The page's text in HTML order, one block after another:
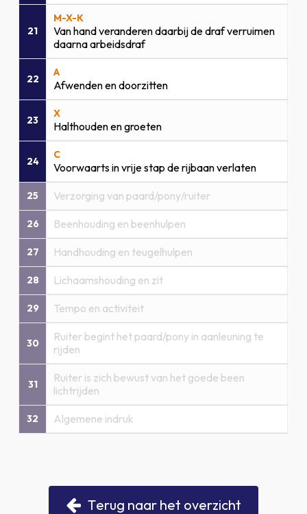
21
M-X-K
Van hand veranderen daarbij de draf verruimen
daarna arbeidsdraf
22
A
Afwenden en doorzitten
23
X
Halthouden en groeten
24
C
Voorwaarts in vrije stap de rijbaan verlaten
25 Verzorging van paard/pony/ruiter
26 Beenhouding en beenhulpen
27 Handhouding en teugelhulpen
28 Lichaamshouding en zit
29 Tempo en activiteit
30
Ruiter begint het paard/pony in aanleuning te
rijden
31
Ruiter is zich bewust van het goede been
lichtrijden
32 Algemene indruk
Terug naar het overzicht